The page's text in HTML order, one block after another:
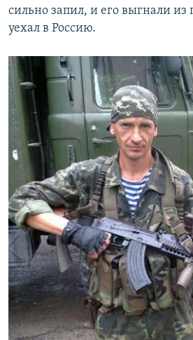
сильно запил, и его выгнали из
уехал в Россию.